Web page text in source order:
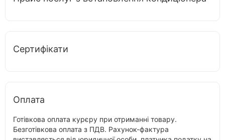
Сертифікати
Оплата
Готівкова оплата курєру при отриманні товару.
Безготівкова оплата з ПДВ. Рахунок-фактура